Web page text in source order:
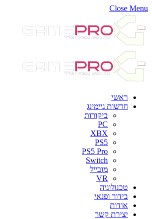
Close Menu
ראשי
חדשות גיימינג
ביקורות
PC
XBX
PS5
PS5 Pro
Switch
מובייל
VR
טכנולוגיה
בידור ופנאי
אודות
יצירת קשר